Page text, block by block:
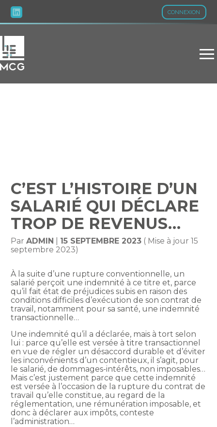
CONNEXION
Aller
au
C’EST L’HISTOIRE D’UN
SALARIÉ QUI DÉCLARE
TROP DE REVENUS…
ParADMIN 15 SEPTEMBRE 2023 ( Mise à jour 15
septembre 2023)
À la suite d’une rupture conventionnelle, un
salarié perçoit une indemnité à ce titre et, parce
qu’il fait état de préjudices subis en raison des
conditions difficiles d’exécution de son contrat de
travail, notamment pour sa santé, une indemnité
transactionnelle…
Une indemnité qu’il a déclarée, mais à tort selon
lui : parce qu’elle est versée à titre transactionnel
en vue de régler un désaccord durable et d’éviter
les inconvénients d’un contentieux, il s’agit, pour
le salarié, de dommages-intérêts, non imposables…
Mais c’est justement parce que cette indemnité
est versée à l’occasion de la rupture du contrat de
travail qu’elle constitue, au regard de la
réglementation, une rémunération imposable, et
donc à déclarer aux impôts, conteste
l’administration…